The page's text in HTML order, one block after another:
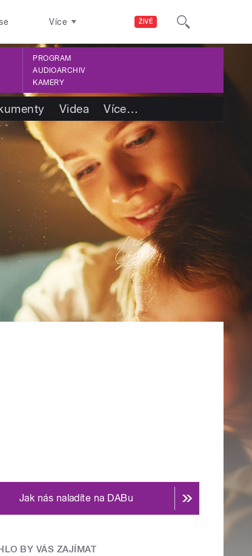
ŽIVĚ
Více
PROGRAM
AUDIOARCHIV
KAMERY
Videa Více…
Jak nás naladíte na DABu
BY VÁS ZAJÍMAT